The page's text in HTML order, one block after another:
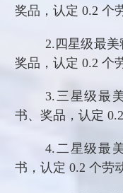
奖品，认定 0.2 个
2. 四星级最美
奖品，认定 0.2 个
3.三星级最
书、奖品，认定
4.二星级最
书，认定 0.2 个劳